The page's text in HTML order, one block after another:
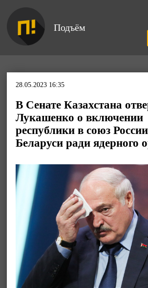
Подъём
28.05.2023 16:35
В Сенате Казахстана
Лукашенко о включении
республики в союз
Беларуси ради ядерного